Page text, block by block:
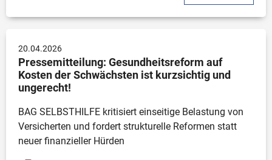
20.04.2026
Pressemitteilung: Gesundheitsreform auf
Kosten der Schwächsten ist kurzsichtig und
ungerecht!
BAG SELBSTHILFE kritisiert einseitige Belastung von
Versicherten und fordert strukturelle Reformen statt
neuer finanzieller Hürden